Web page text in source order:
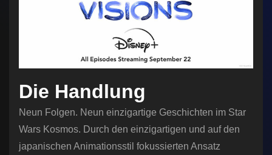
Die Handlung
Neun Folgen. Neun einzigartige Geschichten im Star
Wars Kosmos. Durch den einzigartigen und auf den
japanischen Animationsstil fokussierten Ansatz